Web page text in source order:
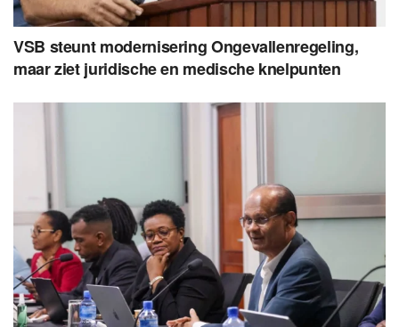
VSB steunt modernisering Ongevallenregeling,
maar ziet juridische en medische knelpunten